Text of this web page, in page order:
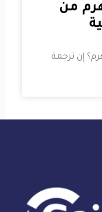
من
إن ترجمة